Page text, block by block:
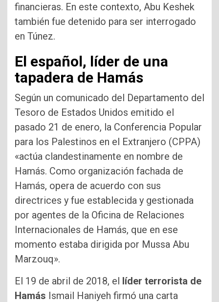
financieras. En este contexto, Abu Keshek
también fue detenido para ser interrogado
en Túnez.
El español, líder de una
tapadera de Hamás
Según un comunicado del Departamento del
Tesoro de Estados Unidos emitido el
pasado 21 de enero, la Conferencia Popular
para los Palestinos en el Extranjero (CPPA)
«actúa clandestinamente en nombre de
Hamás. Como organización fachada de
Hamás, opera de acuerdo con sus
directrices y fue establecida y gestionada
por agentes de la Oficina de Relaciones
Internacionales de Hamás, que en ese
momento estaba dirigida por Mussa Abu
Marzouq».
El 19 de abril de 2018, el líder terrorista de
Hamás Ismail Haniyeh firmó una carta